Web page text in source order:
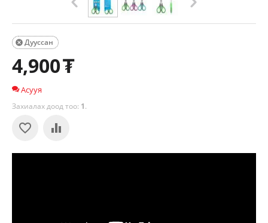
Дууссан

4,900₮
Асууя
Захиалах доод тоо: 1.